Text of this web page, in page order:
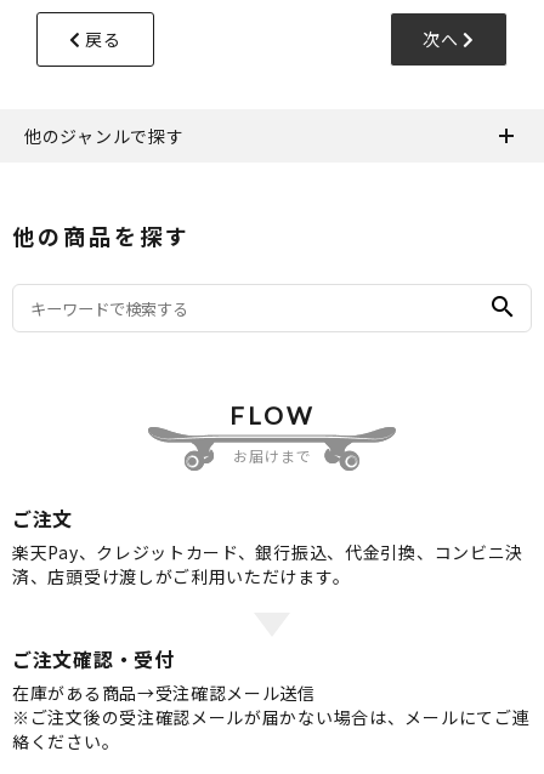
戻る 次へ
他のジャンルで探す
他の商品を探す
search
FLOW
お届けまで
ご注文
楽天Pay、クレジットカード、銀行振込、代金引換、コンビニ決
済、店頭受け渡しがご利用いただけます。
ご注文確認・受付
在庫がある商品→受注確認メール送信
※ご注文後の受注確認メールが届かない場合は、メールにてご連
絡ください。